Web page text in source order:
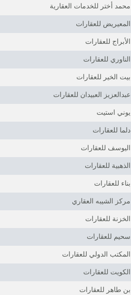
محمد أختر للخدمات العقارية
المعيريض للعقارات
الأبراج للعقارات
الناوري للعقارات
بيت الخير للعقارات
عبدالعزيز العبيدان للعقارات
يوني استيت
دلما للعقارات
اليوسف للعقارات
الذهبية للعقارات
بناء للعقارات
مركز الشيبه العقاري
الخزنة للعقارات
سحيم للعقارات
المكتب الدولي للعقارات
الكويت للعقارات
بن طاهر للعقارات